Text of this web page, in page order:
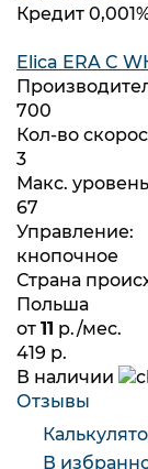
Кредит
Elica ERA C
700
Кол-во
3
Макс.
67
Управление:
кнопочное
Страна
Польша
от 11 р./мес.
419 р.
В наличии
Отзывы
В